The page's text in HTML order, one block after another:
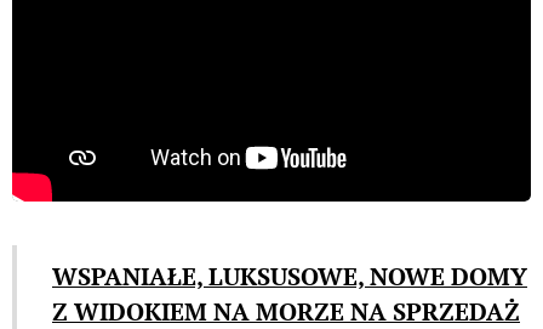
WSPANIAŁE, LUKSUSOWE, NOWE DOMY
Z WIDOKIEM NA MORZE NA SPRZEDAŻ